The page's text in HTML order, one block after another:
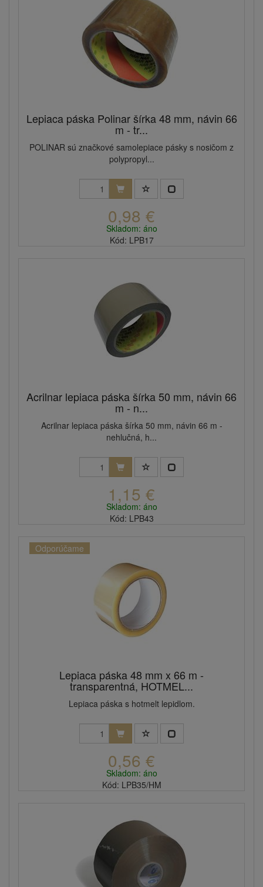
Lepiaca páska Polinar šírka 48 mm, návin 66
m - tr...
POLINAR sú značkové samolepiace pásky s nosičom z
polypropyl...
0,98 €
Skladom: áno
Kód: LPB17
Acrilnar lepiaca páska šírka 50 mm, návin 66
m - n...
Acrilnar lepiaca páska šírka 50 mm, návin 66 m -
nehlučná, h...
1,15 €
Skladom: áno
Kód: LPB43
Odporúčame
Lepiaca páska 48 mm x 66 m -
transparentná, HOTMEL...
Lepiaca páska s hotmelt lepidlom.
0,56 €
Skladom: áno
Kód: LPB35/HM